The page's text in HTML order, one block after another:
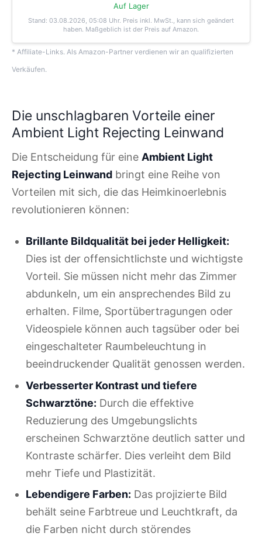
Auf Lager
Stand: 03.08.2026, 05:08 Uhr. Preis inkl. MwSt., kann sich geändert
haben. Maßgeblich ist der Preis auf Amazon.
* Affiliate-Links. Als Amazon-Partner verdienen wir an qualifizierten
Verkäufen.
Die unschlagbaren Vorteile einer
Ambient Light Rejecting Leinwand
Die Entscheidung für eine Ambient Light
Rejecting Leinwand bringt eine Reihe von
Vorteilen mit sich, die das Heimkinoerlebnis
revolutionieren können:
Brillante Bildqualität bei jeder Helligkeit:
Dies ist der offensichtlichste und wichtigste
Vorteil. Sie müssen nicht mehr das Zimmer
abdunkeln, um ein ansprechendes Bild zu
erhalten. Filme, Sportübertragungen oder
Videospiele können auch tagsüber oder bei
eingeschalteter Raumbeleuchtung in
beeindruckender Qualität genossen werden.
Verbesserter Kontrast und tiefere
Schwarztöne: Durch die effektive
Reduzierung des Umgebungslichts
erscheinen Schwarztöne deutlich satter und
Kontraste schärfer. Dies verleiht dem Bild
mehr Tiefe und Plastizität.
Lebendigere Farben: Das projizierte Bild
behält seine Farbtreue und Leuchtkraft, da
die Farben nicht durch störendes